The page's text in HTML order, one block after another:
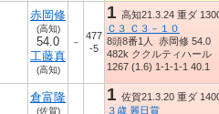
赤岡修
(高知)
54.0
工藤真
(高知)
－
477
-5
1 高知21.3.24 重ダ
Ｃ３ Ｃ３－１０
8頭8番1人 赤岡修 54.0
482k ククルティハール
1267 (1.6) 1-1-1-1 40.1
倉富隆
(佐賀)
1 佐賀21.3.20 重ダ
３歳 麗日賞